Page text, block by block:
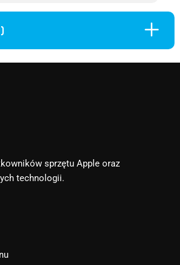
L
sprzętu Apple oraz
technologii.